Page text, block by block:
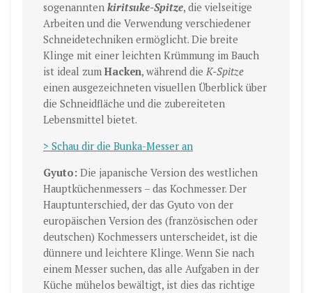
sogenannten kiritsuke-Spitze, die vielseitige
Arbeiten und die Verwendung verschiedener
Schneidetechniken ermöglicht. Die breite
Klinge mit einer leichten Krümmung im Bauch
ist ideal zum Hacken, während die K-Spitze
einen ausgezeichneten visuellen Überblick über
die Schneidfläche und die zubereiteten
Lebensmittel bietet.
> Schau dir die Bunka-Messer an
Gyuto: Die japanische Version des westlichen
Hauptküchenmessers – das Kochmesser. Der
Hauptunterschied, der das Gyuto von der
europäischen Version des (französischen oder
deutschen) Kochmessers unterscheidet, ist die
dünnere und leichtere Klinge. Wenn Sie nach
einem Messer suchen, das alle Aufgaben in der
Küche mühelos bewältigt, ist dies das richtige